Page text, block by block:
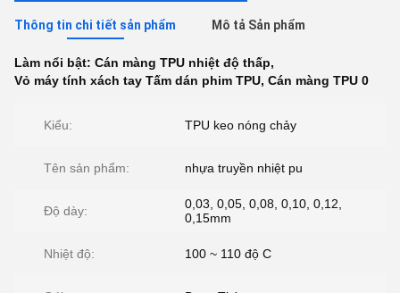
Thông tin chi tiết sản phẩm Mô tả Sản phẩm
Làm nổi bật: Cán màng TPU nhiệt độ thấp,
Vỏ máy tính xách tay Tấm dán phim TPU, Cán màng TPU 0
Kiểu: TPU keo nóng chảy
Tên sản phẩm: nhựa truyền nhiệt pu
Độ dày:
0,03, 0,05, 0,08, 0,10, 0,12,
0,15mm
Nhiệt độ: 100 ~ 110 độ C